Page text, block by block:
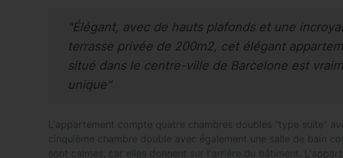
"Élégant, avec de hauts plafonds et une
terrasse privée de 200m2, cet élégant
situé dans le centre-ville de Barcelone est
unique"
L'appartement compte quatre chambres doubles "type suite"
cinquième chambre double avec également une salle de bain
sont calmes, car elles donnent sur l'arrière du bâtiment.